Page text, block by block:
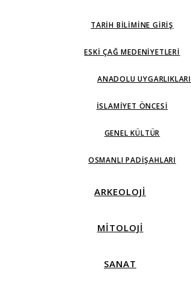
TARIH BILIMINE GIRIŞ
ESKI ÇAĞ MEDENIYETLERI
ANADOLU UYGARLIKLARI
İSLAMIYET ÖNCESI
GENEL KÜLTÜR
OSMANLI PADIŞAHLARI
ARKEOLOJİ
MİTOLOJİ
SANAT